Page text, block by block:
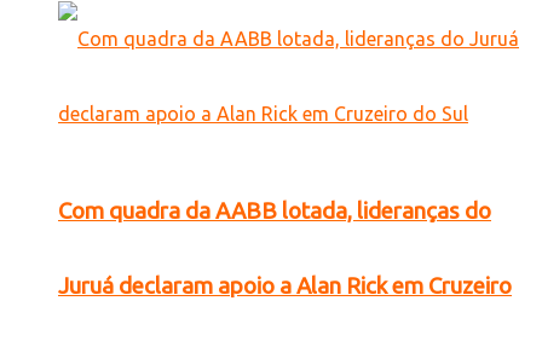
Com quadra da AABB lotada, lideranças do
Juruá declaram apoio a Alan Rick em Cruzeiro